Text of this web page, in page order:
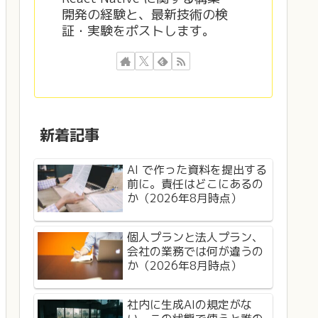
開発の経験と、最新技術の検
証・実験をポストします。
新着記事
AI で作った資料を提出する
前に。責任はどこにあるの
か（2026年8月時点）
個人プランと法人プラン、
会社の業務では何が違うの
か（2026年8月時点）
社内に生成AIの規定がな